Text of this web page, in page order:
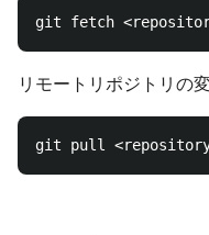
リモートリポジトリの